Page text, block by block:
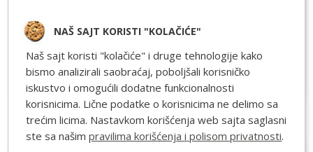
NEMA NA LAGERU
za kasnije Dodaj u
Rawlplug Rawlplug
NAŠ SAJT KORISTI "KOLAČIĆE"
Naš sajt koristi "kolačiće" i druge tehnologije kako
bismo analizirali saobraćaj, poboljšali korisničko
iskustvo i omogućili dodatne funkcionalnosti
korisnicima. Lične podatke o korisnicima ne delimo sa
trećim licima. Nastavkom korišćenja web sajta saglasni
ste sa našimpravilima korišćenja i polisom privatnosti.